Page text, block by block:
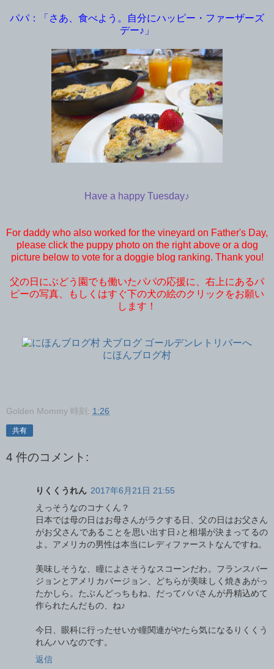
パパ：「さあ、食べよう。自分にハッピー・ファーザーズ
デー♪」
Have a happy Tuesday♪
For daddy who also worked for the vineyard on Father's Day,
please click the puppy photo on the right above or a dog
picture below to vote for a doggie blog ranking. Thank you!
父の日にぶどう園でも働いたパパの応援に、右上にあるパ
ピーの写真、もしくはすぐ下の犬の絵のクリックをお願い
します！
にほんブログ村
Golden Mommy 時刻: 1:26
共有
4 件のコメント:
りくくうれん 2017年6月21日 21:55
えっそうなのコナくん？
日本では母の日はお母さんがラクする日、父の日はお父さん
がお父さんであることを思い出す日♪と相場が決まってるの
よ。アメリカの男性は本当にレディファーストなんですね。
美味しそうな、瞳によさそうなスコーンだわ。フランスバー
ジョンとアメリカバージョン、どちらが美味しく焼きあがっ
たかしら。たぶんどっちもね、だってパパさんが丹精込めて
作られたんだもの、ね♪
今日、眼科に行ったせいか瞳関連がやたら気になるりくくう
れんハハなのです。
返信